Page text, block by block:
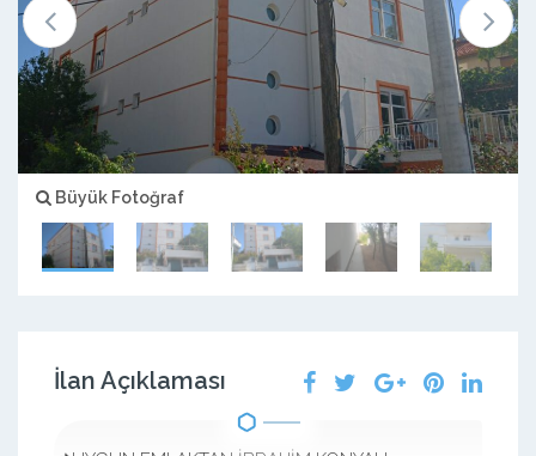
Büyük Fotoğraf
İlan Açıklaması